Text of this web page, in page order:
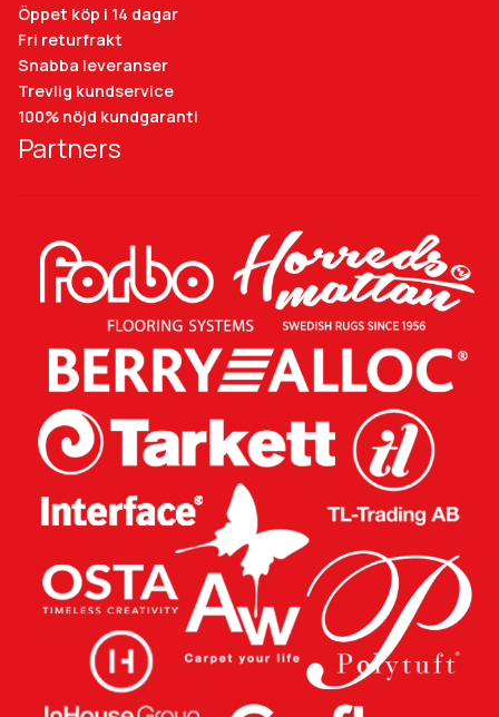
Öppet köp i 14 dagar
Fri returfrakt
Snabba leveranser
Trevlig kundservice
100% nöjd kundgaranti
Partners